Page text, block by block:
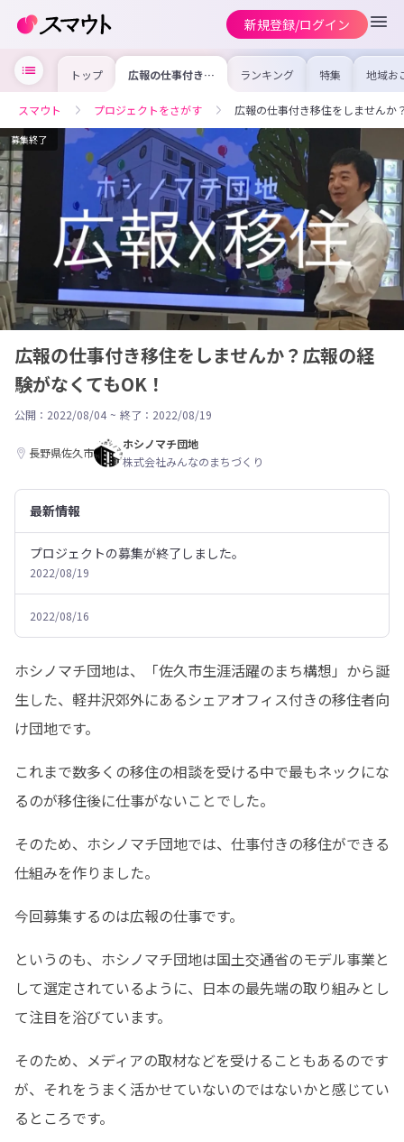
新規登録/ログイン
トップ 広報の仕事付き移
住をしませんか？
てもOK！
ランキング 特集 地域お
の求
を集め
事内容
を比較
合った
スマウト プロジェクトをさがす 広報の仕事付き移住をしませんか
募集終了
広報の仕事付き移住をしませんか？広報の経
験がなくてもOK！
公開：2022/08/04 ~ 終了：2022/08/19
長野県佐久市
ホシノマチ団地
株式会社みんなのまちづくり
最新情報
プロジェクトの募集が終了しました。
2022/08/19
2022/08/16
ホシノマチ団地は、「佐久市生涯活躍のまち構想」から誕
生した、軽井沢郊外にあるシェアオフィス付きの移住者向
け団地です。
これまで数多くの移住の相談を受ける中で最もネックにな
るのが移住後に仕事がないことでした。
そのため、ホシノマチ団地では、仕事付きの移住ができる
仕組みを作りました。
今回募集するのは広報の仕事です。
というのも、ホシノマチ団地は国土交通省のモデル事業と
して選定されているように、日本の最先端の取り組みとし
て注目を浴びています。
そのため、メディアの取材などを受けることもあるのです
が、それをうまく活かせていないのではないかと感じてい
るところです。